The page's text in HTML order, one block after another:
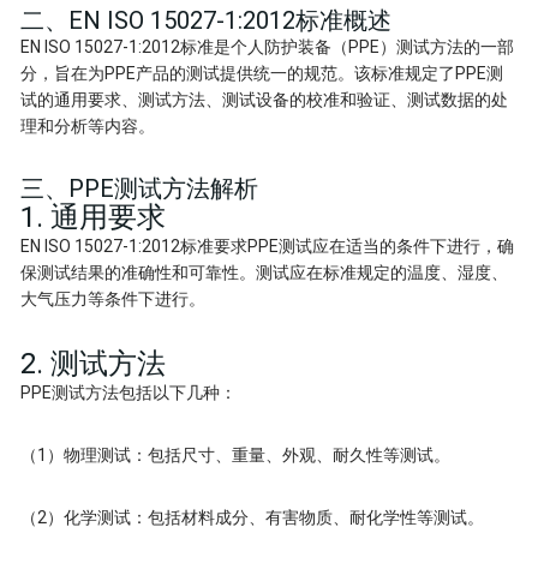
二、EN ISO 15027-1:2012标准概述
EN ISO 15027-1:2012标准是个人防护装备（PPE）测试方法的一部
分，旨在为PPE产品的测试提供统一的规范。该标准规定了PPE测
试的通用要求、测试方法、测试设备的校准和验证、测试数据的处
理和分析等内容。
三、PPE测试方法解析
1. 通用要求
EN ISO 15027-1:2012标准要求PPE测试应在适当的条件下进行，确
保测试结果的准确性和可靠性。测试应在标准规定的温度、湿度、
大气压力等条件下进行。
2. 测试方法
PPE测试方法包括以下几种：
（1）物理测试：包括尺寸、重量、外观、耐久性等测试。
（2）化学测试：包括材料成分、有害物质、耐化学性等测试。